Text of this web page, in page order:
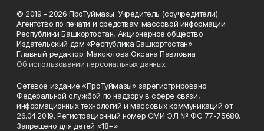
© 2019 - 2026 ПроТуймазы. Учредитель (соучредители):
Агентство по печати и средствам массовой информации
Республики Башкортостан, Акционерное общество
Издательский дом «Республика Башкортостан»
Главный редактор: Максютова Оксана Павловна
Об использовании персональных данных
Сетевое издание «ПроТуймазы» зарегистрировано
Федеральной службой по надзору в сфере связи,
информационных технологий и массовых коммуникаций от
26.04.2019. Регистрационный номер СМИ ЭЛ № ФС 77-75680.
Запрещено для детей «18+»